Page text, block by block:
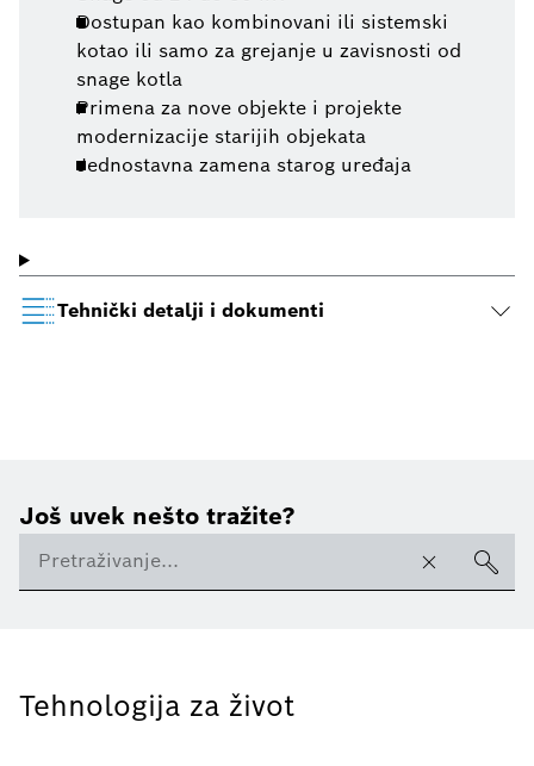
Dostupan kao kombinovani ili sistemski
kotao ili samo za grejanje u zavisnosti od
snage kotla
Primena za nove objekte i projekte
modernizacije starijih objekata
Jednostavna zamena starog uređaja
Tehnički detalji i dokumenti
Još uvek nešto tražite?
Tehnologija za život